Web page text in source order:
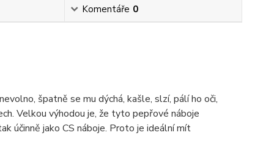
Komentáře 0
špatně se mu dýchá, kašle, slzí, pálí ho oči,
Velkou výhodou je, že tyto pepřové náboje
účinně jako CS náboje. Proto je ideální mít